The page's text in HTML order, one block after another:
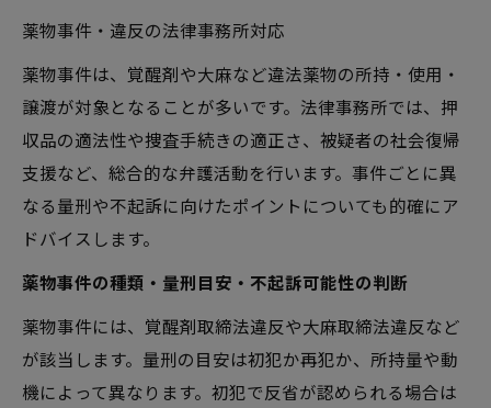
薬物事件・違反の法律事務所対応
薬物事件は、覚醒剤や大麻など違法薬物の所持・使用・
譲渡が対象となることが多いです。法律事務所では、押
収品の適法性や捜査手続きの適正さ、被疑者の社会復帰
支援など、総合的な弁護活動を行います。事件ごとに異
なる量刑や不起訴に向けたポイントについても的確にア
ドバイスします。
薬物事件の種類・量刑目安・不起訴可能性の判断
薬物事件には、覚醒剤取締法違反や大麻取締法違反など
が該当します。量刑の目安は初犯か再犯か、所持量や動
機によって異なります。初犯で反省が認められる場合は